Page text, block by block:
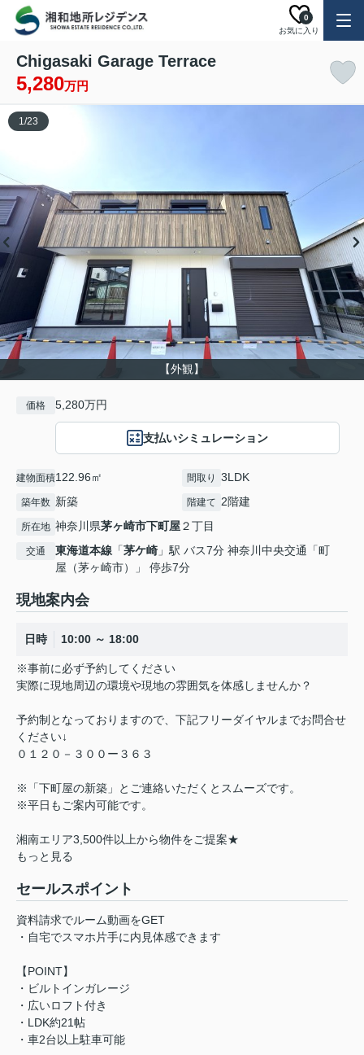
お気に入り
0
Chigasaki Garage Terrace
5,280万円
【外観】
1/23
価格 5,280万円
支払いシミュレーション
建物面積122.96㎡ 間取り 3LDK
築年数 新築 階建て 2階建
所在地 神奈川県茅ヶ崎市下町屋２丁目
交通 東海道本線 「茅ケ崎 」駅 バス7分 神奈川中央交通「町
屋（茅ヶ崎市）」 停歩7分
現地案内会
日時 10:00 ～ 18:00
※事前に必ず予約してください
実際に現地周辺の環境や現地の雰囲気を体感しませんか？
予約制となっておりますので、下記フリーダイヤルまでお問合せ
ください↓
０１２０－３００ー３６３
※「下町屋の新築」とご連絡いただくとスムーズです。
※平日もご案内可能です。
湘南エリア3,500件以上から物件をご提案★
もっと見る
セールスポイント
資料請求でルーム動画をGET
・自宅でスマホ片手に内見体感できます
【POINT】
・ビルトインガレージ
・広いロフト付き
・LDK約21帖
・車2台以上駐車可能